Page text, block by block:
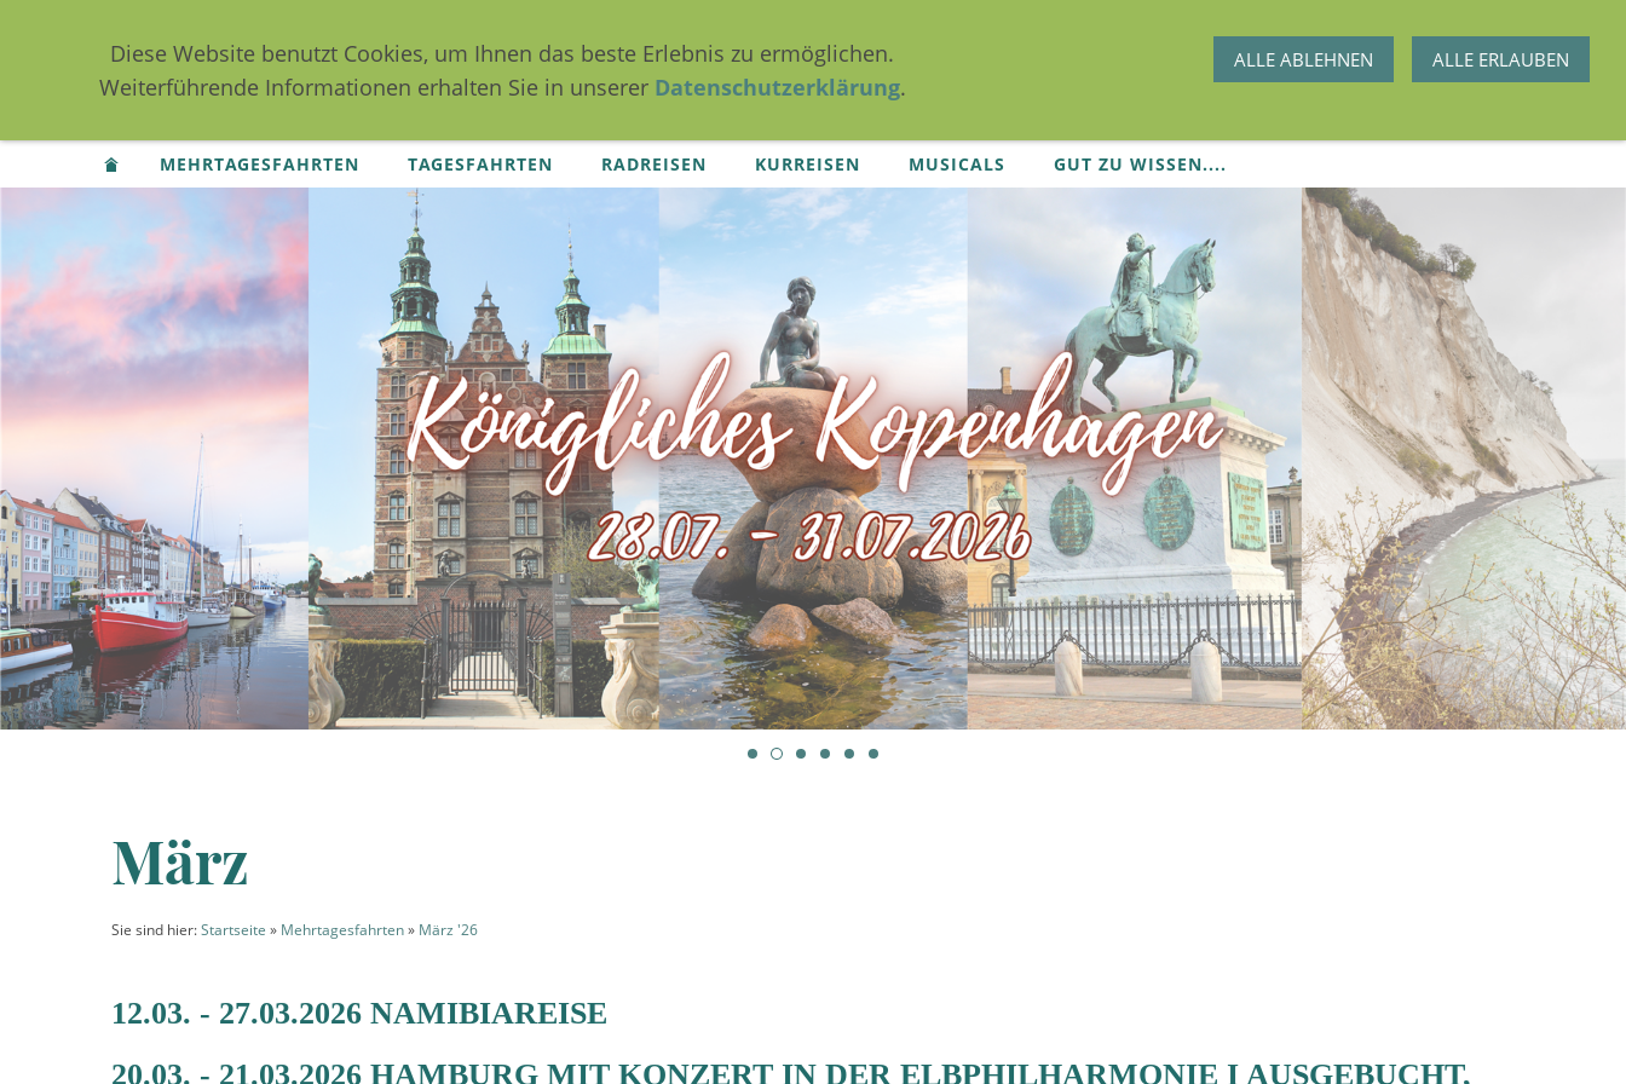
MEHRTAGESFAHRTEN TAGESFAHRTEN RADREISEN KURREISEN MUSICALS GUT ZU WISSEN....
März
Sie sind hier:Startseite » Mehrtagesfahrten» März '26
12.03. - 27.03.2026 NAMIBIAREISE
20.03. - 21.03.2026 HAMBURG MIT KONZERT IN DER ELBPHILHARMONIE I AUSGEBUCHT,
Diese Website benutzt Cookies, um Ihnen das beste Erlebnis zu ermöglichen.
Weiterführende Informationen erhalten Sie in unserer Datenschutzerklärung.
ALLE ERLAUBEN
ALLE ABLEHNEN